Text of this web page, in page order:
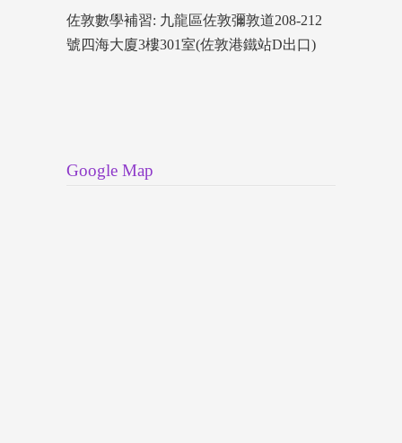
佐敦數學補習: 九龍區佐敦彌敦道208-212
號四海大廈3樓301室(佐敦港鐵站D出口)
Google Map